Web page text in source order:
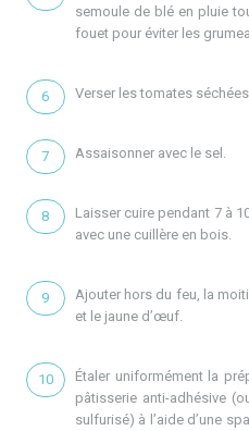
semoule de blé en pluie
fouet pour éviter les
Verser les tomates séchées.
Assaisonner avec le sel.
Laisser cuire pendant 7 à
avec une cuillère en bois.
Ajouter hors du feu, la
et le jaune d’œuf.
Étaler uniformément la
pâtisserie anti-adhésive
sulfurisé) à l’aide d’une